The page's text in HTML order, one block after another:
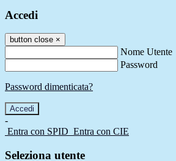
Accedi
button close ×
Nome Utente
Password
Password dimenticata?
-
Entra con SPID Entra con CIE
Seleziona utente